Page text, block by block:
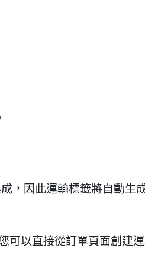
，因此運輸標籤將自動生
可以直接從訂單頁面創建